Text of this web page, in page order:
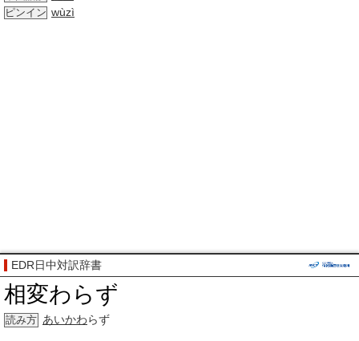
ピンイン wùzì
EDR日中対訳辞書
相変わらず
読み方 あいかわらず